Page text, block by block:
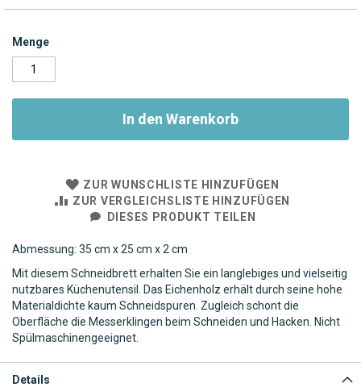
Menge
In den Warenkorb
ZUR WUNSCHLISTE HINZUFÜGEN
ZUR VERGLEICHSLISTE HINZUFÜGEN
DIESES PRODUKT TEILEN
Abmessung: 35 cm x 25 cm x 2 cm
Mit diesem Schneidbrett erhalten Sie ein langlebiges und vielseitig
nutzbares Küchenutensil. Das Eichenholz erhält durch seine hohe
Materialdichte kaum Schneidspuren. Zugleich schont die
Oberfläche die Messerklingen beim Schneiden und Hacken. Nicht
Spülmaschinengeeignet.
Details